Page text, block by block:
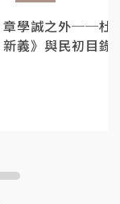
章學誠之外──杜
新義》與民初目錄